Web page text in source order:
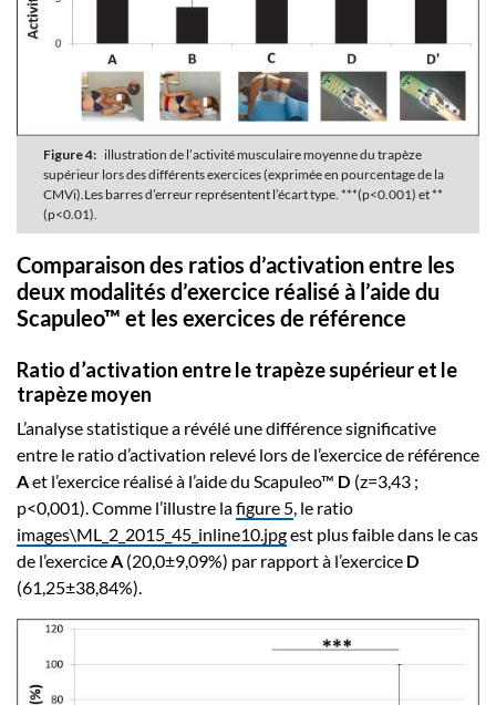
Figure 4: illustration de l’activité musculaire moyenne du trapèze
supérieur lors des différents exercices (exprimée en pourcentage de la
CMVi).Les barres d’erreur représentent l’écart type. ***(p<0.001) et **
(p<0.01).
Comparaison des ratios d’activation entre les
deux modalités d’exercice réalisé à l’aide du
Scapuleo™ et les exercices de référence
Ratio d’activation entre le trapèze supérieur et le
trapèze moyen
L’analyse statistique a révélé une différence significative
entre le ratio d’activation relevé lors de l’exercice de référence
Aet l’exercice réalisé à l’aide du Scapuleo™ D (z=3,43 ;
p<0,001). Comme l’illustre lafigure 5, le ratio
images\ML_2_2015_45_inline10.jpgest plus faible dans le cas
de l’exerciceA (20,0±9,09%) par rapport à l’exercice D
(61,25±38,84%).